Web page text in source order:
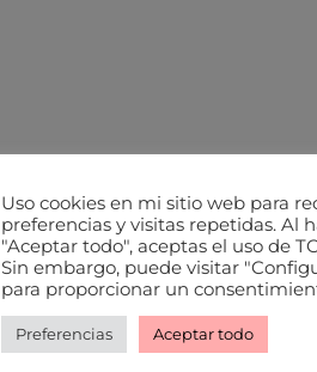
Uso cookies en mi sitio web para
preferencias y visitas repetidas. Al
"Aceptar todo", aceptas el uso de
Sin embargo, puede visitar
para proporcionar un
Preferencias Aceptar todo